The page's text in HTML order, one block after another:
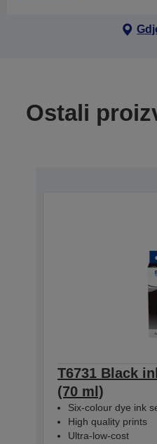
Ostali
T6731 Black
(70 ml)
Six-colour dye ink
High quality prints
Ultra-low-cost